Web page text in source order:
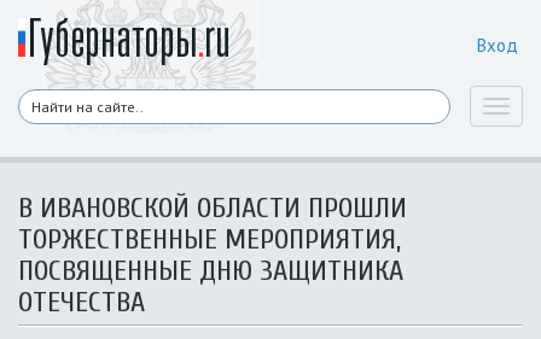
Вход
В ИВАНОВСКОЙ ОБЛАСТИ ПРОШЛИ
ТОРЖЕСТВЕННЫЕ МЕРОПРИЯТИЯ,
ПОСВЯЩЕННЫЕ ДНЮ ЗАЩИТНИКА
ОТЕЧЕСТВА